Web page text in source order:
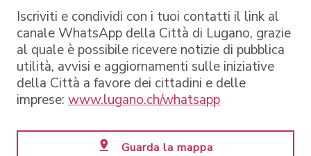
Iscriviti e condividi con i tuoi contatti il link al
canale WhatsApp della Città di Lugano, grazie
al quale è possibile ricevere notizie di pubblica
utilità, avvisi e aggiornamenti sulle iniziative
della Città a favore dei cittadini e delle
imprese: www.lugano.ch/whatsapp
Guarda la mappa